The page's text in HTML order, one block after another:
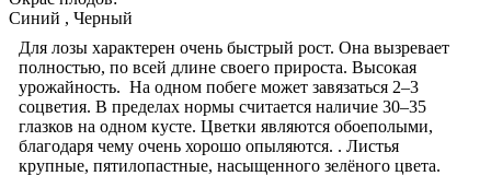
Синий , Черный
Для лозы характерен очень быстрый рост. Она вызревает
полностью, по всей длине своего прироста. Высокая
урожайность. На одном побеге может завязаться 2–3
соцветия. В пределах нормы считается наличие 30–35
глазков на одном кусте. Цветки являются обоеполыми,
благодаря чему очень хорошо опыляются. . Листья
крупные, пятилопастные, насыщенного зелёного цвета.